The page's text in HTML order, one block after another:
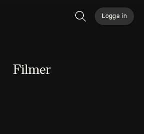
Sök
Logga in
Filmer